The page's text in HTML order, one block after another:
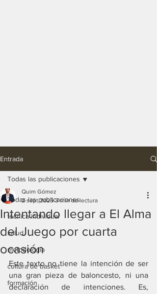
Entrada
Todas las publicaciones
técnica individual
salud
metodología
cultura de basket
formación
Todas las publicaciones
Intentando llegar a El Alma
del Juego por cuarta
ocasión
Quim Gómez
2 sept 2025 3 min de lectura
Este texto no tiene la intención de ser
una gran pieza de baloncesto, ni una
declaración de intenciones. Es,